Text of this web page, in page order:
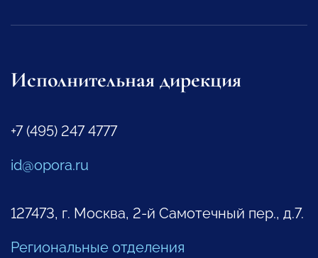
Исполнительная дирекция
+7 (495) 247 4777
id@opora.ru
127473, г. Москва, 2-й Самотечный пер., д.7.
Региональные отделения